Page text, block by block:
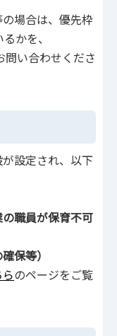
場合は、優先枠
かを、
合わせくださ
設定され、以下
職員が保育不可
保等）
のページをご覧